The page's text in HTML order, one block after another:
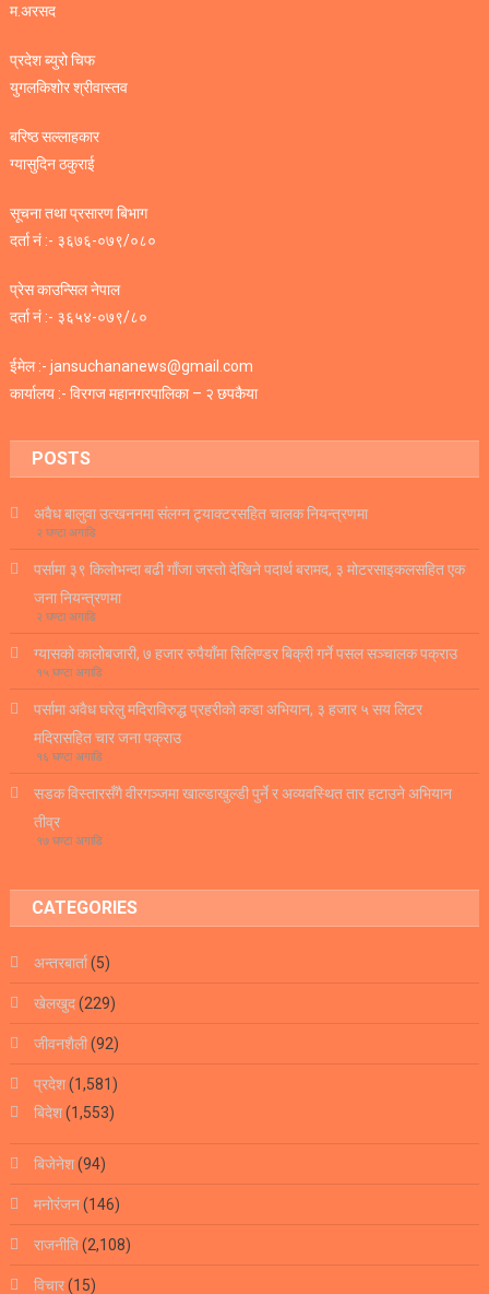
म.अरसद
प्रदेश ब्युरो चिफ
युगलकिशोर श्रीवास्तव
बरिष्ठ सल्लाहकार
ग्यासुदिन ठकुराई
सूचना तथा प्रसारण बिभाग
दर्ता नं :- ३६७६-०७९/०८०
प्रेस काउन्सिल नेपाल
दर्ता नं :- ३६५४-०७९/८०
ईमेल :- jansuchananews@gmail.com
कार्यालय :- विरगज महानगरपालिका – २ छपकैया
POSTS
अवैध बालुवा उत्खननमा संलग्न ट्र्याक्टरसहित चालक नियन्त्रणमा
२ घण्टा अगाडि
पर्सामा ३९ किलोभन्दा बढी गाँजा जस्तो देखिने पदार्थ बरामद, ३ मोटरसाइकलसहित एक
जना नियन्त्रणमा
२ घण्टा अगाडि
ग्यासको कालोबजारी, ७ हजार रुपैयाँमा सिलिण्डर बिक्री गर्ने पसल सञ्चालक पक्राउ
१५ घण्टा अगाडि
पर्सामा अवैध घरेलु मदिराविरुद्ध प्रहरीको कडा अभियान, ३ हजार ५ सय लिटर
मदिरासहित चार जना पक्राउ
१६ घण्टा अगाडि
सडक विस्तारसँगै वीरगञ्जमा खाल्डाखुल्डी पुर्ने र अव्यवस्थित तार हटाउने अभियान
तीव्र
१७ घण्टा अगाडि
CATEGORIES
अन्तरबार्ता(5)
खेलखुद(229)
जीवनशैली(92)
प्रदेश(1,581)
बिदेश(1,553)
बिजेनेश(94)
मनोरंजन(146)
राजनीति(2,108)
विचार(15)